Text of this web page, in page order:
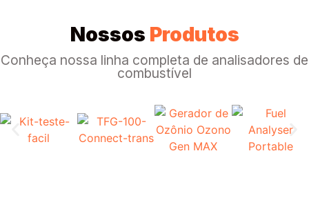
Nossos Produtos
Conheça nossa linha completa de analisadores de
combustível